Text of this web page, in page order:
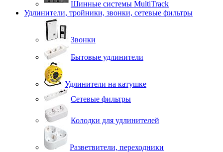
Шинные системы MultiTrack
Удлинители, тройники, звонки, сетевые фильтры
Звонки
Бытовые удлинители
Удлинители на катушке
Сетевые фильтры
Колодки для удлинителей
Разветвители, переходники